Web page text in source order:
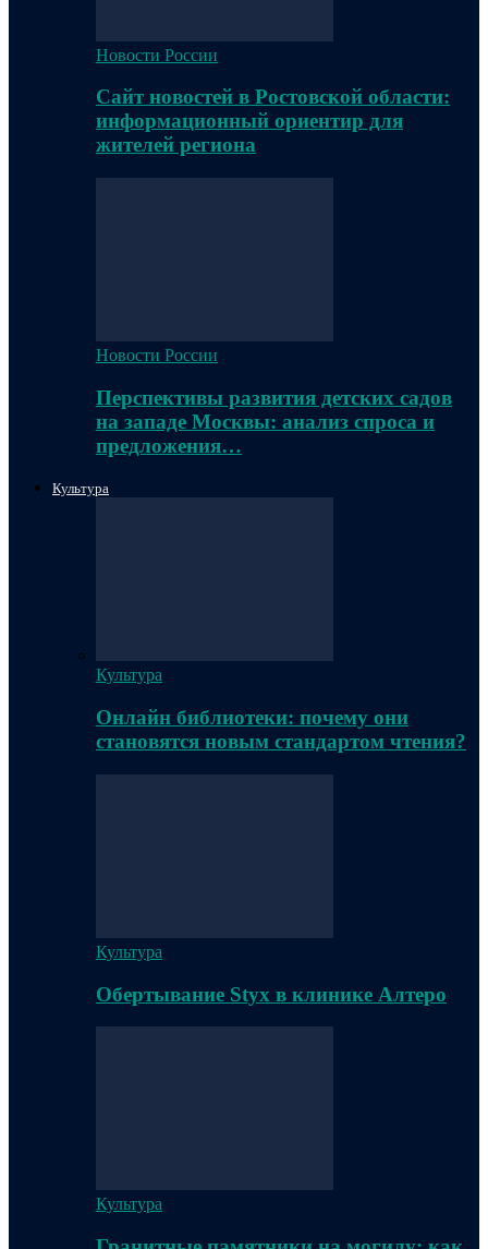
Новости России
Сайт новостей в Ростовской области:
информационный ориентир для
жителей региона
Новости России
Перспективы развития детских садов
на западе Москвы: анализ спроса и
предложения…
Культура
Культура
Онлайн библиотеки: почему они
становятся новым стандартом чтения?
Культура
Обертывание Styx в клинике Алтеро
Культура